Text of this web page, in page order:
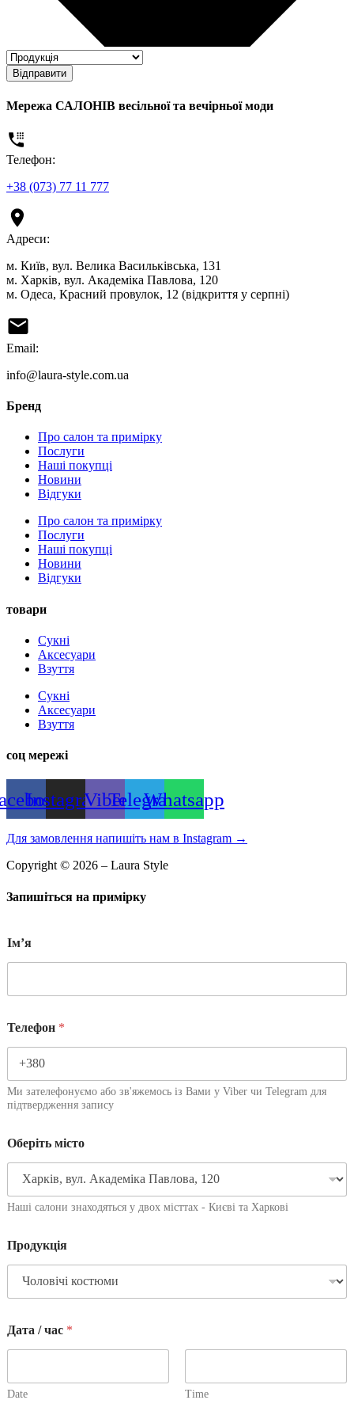
Відправити
Мережа САЛОНІВ весільної та вечірньої моди
Телефон:
+38 (073) 77 11 777
Адреси:
м. Київ, вул. Велика Васильківська, 131
м. Харків, вул. Академіка Павлова, 120
м. Одеса, Красний провулок, 12 (відкриття у серпні)
Email:
info@laura-style.com.ua
Бренд
Про салон та примірку
Послуги
Наші покупці
Новини
Відгуки
Про салон та примірку
Послуги
Наші покупці
Новини
Відгуки
товари
Сукні
Аксесуари
Взуття
Сукні
Аксесуари
Взуття
соц мережі
InstagramViberTelegramWhatsapp
Для замовлення напишіть нам в Instagram →
Copyright © 2026 – Laura Style
Запишіться на примірку
Імʼя
Телефон *
Ми зателефонуємо або зв'яжемось із Вами у Viber чи Telegram для
підтвердження запису
Оберіть місто
Наші салони знаходяться у двох місттах - Києві та Харкові
Продукція
Дата / час *
Date Time